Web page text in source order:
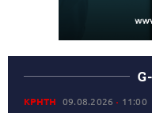
ΚΡΗΤΗ 09.08.2026 11:00